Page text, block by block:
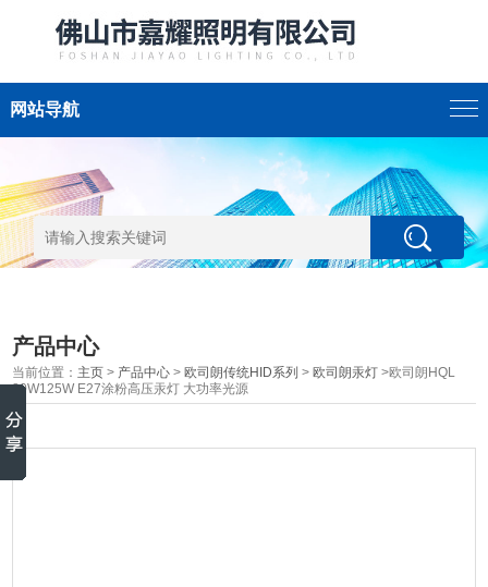
网站导航
产品中心
当前位置： 主页 > 产品中心 > 欧司朗传统HID系列 > 欧司朗汞灯 >欧司朗HQL
80W125W E27涂粉高压汞灯 大功率光源